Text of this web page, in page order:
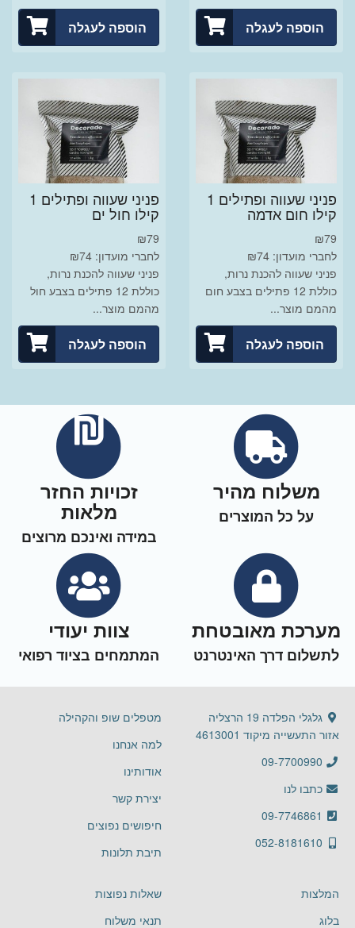
הוספה לעגלה הוספה לעגלה
פניני שעווה ופתילים 1
קילו חום אדמה
₪79
לחברי מועדון: ₪74
פניני שעווה להכנת נרות,
כוללת 12 פתילים בצבע חום
מהמם מוצר...
הוספה לעגלה
פניני שעווה ופתילים 1
קילו חול ים
₪79
לחברי מועדון: ₪74
פניני שעווה להכנת נרות,
כוללת 12 פתילים בצבע חול
מהמם מוצר...
הוספה לעגלה
משלוח מהיר
על כל המוצרים
זכויות החזר
מלאות
במידה ואינכם מרוצים
מערכת מאובטחת
לתשלום דרך האינטרנט
צוות יעודי
המתמחים בציוד רפואי
גלגלי הפלדה 19 הרצליה
אזור התעשייה מיקוד 4613001
09-7700990
כתבו לנו
09-7746861
052-8181610
מטפלים שופ והקהילה
למה אנחנו
אודותינו
יצירת קשר
חיפושים נפוצים
תיבת תלונות
המלצות
בלוג
שאלות נפוצות
תנאי משלוח